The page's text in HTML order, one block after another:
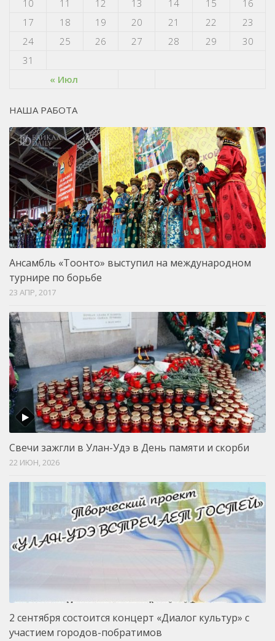
« Июл
10 11 12 13 14 15
16
17
18 19 20 21 22
23
24
25 26 27 28 29
30
31
НАША РАБОТА
Ансамбль «Тоонто» выступил на международном
турнире по борьбе
23 АПР, 2017
Свечи зажгли в Улан-Удэ в День памяти и скорби
22 ИЮН, 2026
2 сентября состоится концерт «Диалог культур» с
участием городов-побратимов